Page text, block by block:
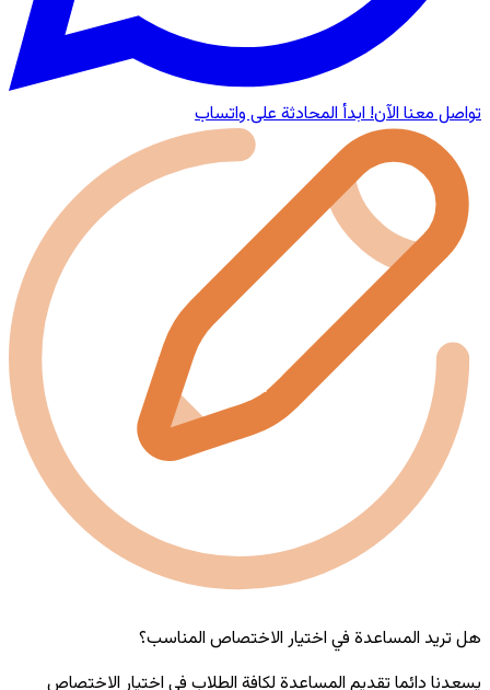
تواصل معنا الآن!ابدأ المحادثة على واتساب
هل تريد المساعدة في اختيار الاختصاص المناسب؟
يسعدنا دائما تقديم المساعدة لكافة الطلاب في اختيار الاختصاص